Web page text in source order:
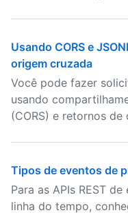
Usando CORS e
origem cruzada
Você pode fazer
usando
(CORS) e retornos de
Tipos de eventos de
Para as APIs REST
linha do tempo,